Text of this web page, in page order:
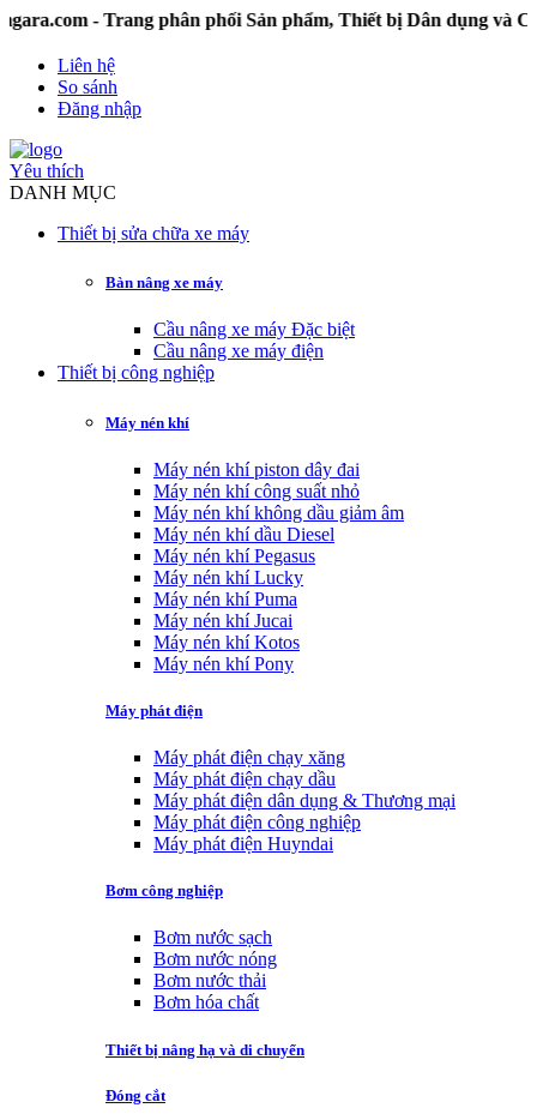
- Trang phân phối Sản phẩm, Thiết bị Dân dụng và Công
Liên hệ
So sánh
Đăng nhập
Yêu thích
DANH MỤC
Thiết bị sửa chữa xe máy
Bàn nâng xe máy
Cầu nâng xe máy Đặc biệt
Cầu nâng xe máy điện
Thiết bị công nghiệp
Máy nén khí
Máy nén khí piston dây đai
Máy nén khí công suất nhỏ
Máy nén khí không dầu giảm âm
Máy nén khí dầu Diesel
Máy nén khí Pegasus
Máy nén khí Lucky
Máy nén khí Puma
Máy nén khí Jucai
Máy nén khí Kotos
Máy nén khí Pony
Máy phát điện
Máy phát điện chạy xăng
Máy phát điện chạy dầu
Máy phát điện dân dụng & Thương mại
Máy phát điện công nghiệp
Máy phát điện Huyndai
Bơm công nghiệp
Bơm nước sạch
Bơm nước nóng
Bơm nước thải
Bơm hóa chất
Thiết bị nâng hạ và di chuyển
Đóng cắt